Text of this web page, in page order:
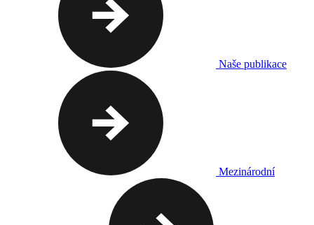
Naše publikace
Mezinárodní